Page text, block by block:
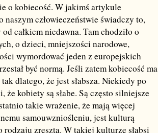
o kobiecość. W jakimś artykule
człowieczeństwie świadczy to,
całkiem niedawna. Tam chodziło o
o dzieci, mniejszości narodowe,
wymordować jeden z europejskich
być normą. Jeśli zatem kobiecość ma
dlatego, że jest słabsza. Niekiedy po
kobiety są słabe. Są często silniejsze
takie wrażenie, że mają więcej
samouwzniośleniu, jest kulturą
rodzaju zresztą. W takiej kulturze słabsi